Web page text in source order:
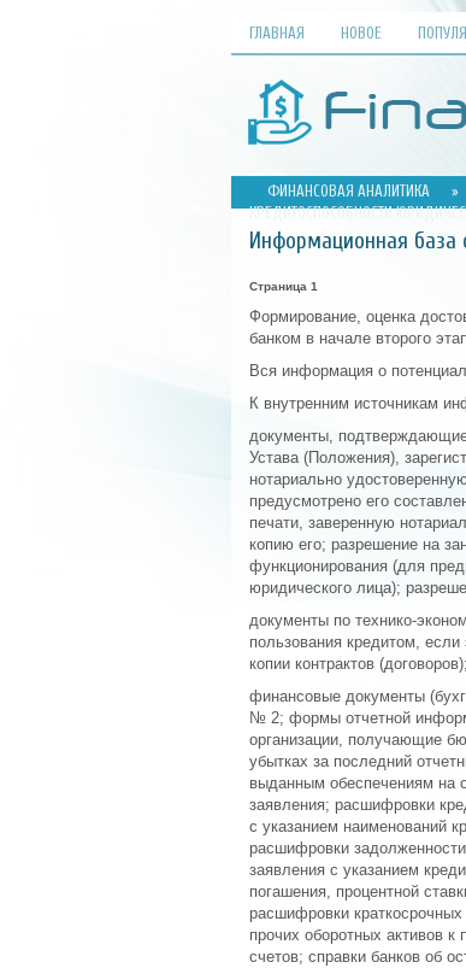
ГЛАВНАЯ НОВОЕ
ФИНАНСОВАЯ АНАЛИТИКА »
КРЕДИТОСПОСОБНОСТИ
Информационная база
Страница 1
Формирование, оценка
банком в начале второго
Вся информация о
К внутренним источникам
документы,
Устава (Положения),
нотариально
предусмотрено его
печати, заверенную
копию его; разрешение на
функционирования (для
юридического лица);
документы по технико-
пользования кредитом, если
копии контрактов (договоров);
финансовые документы
№ 2; формы отчетной
организации, получающие
убытках за последний
выданным обеспечениям на
заявления; расшифровки
с указанием наименований
расшифровки
заявления с указанием
погашения, процентной
расшифровки
прочих оборотных активов
счетов; справки банков об